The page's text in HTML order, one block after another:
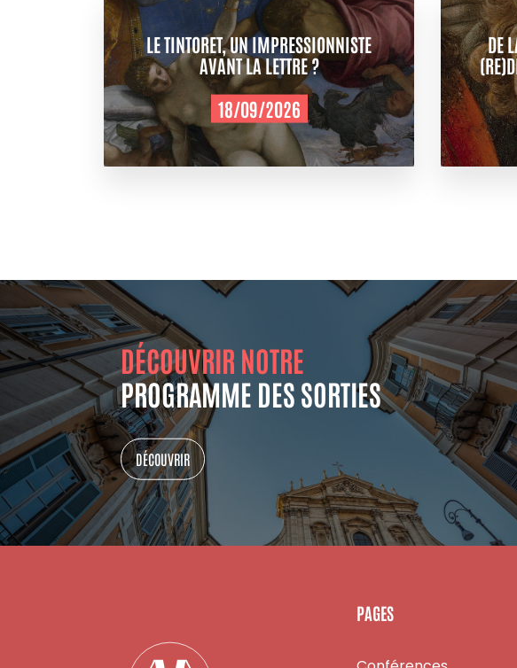
LE TINTORET, UN IMPRESSIONNISTE
AVANT LA LETTRE ?
18/09/2026
DE
DÉCOUVRIR NOTRE
PROGRAMME DES SORTIES
DÉCOUVRIR
PAGES